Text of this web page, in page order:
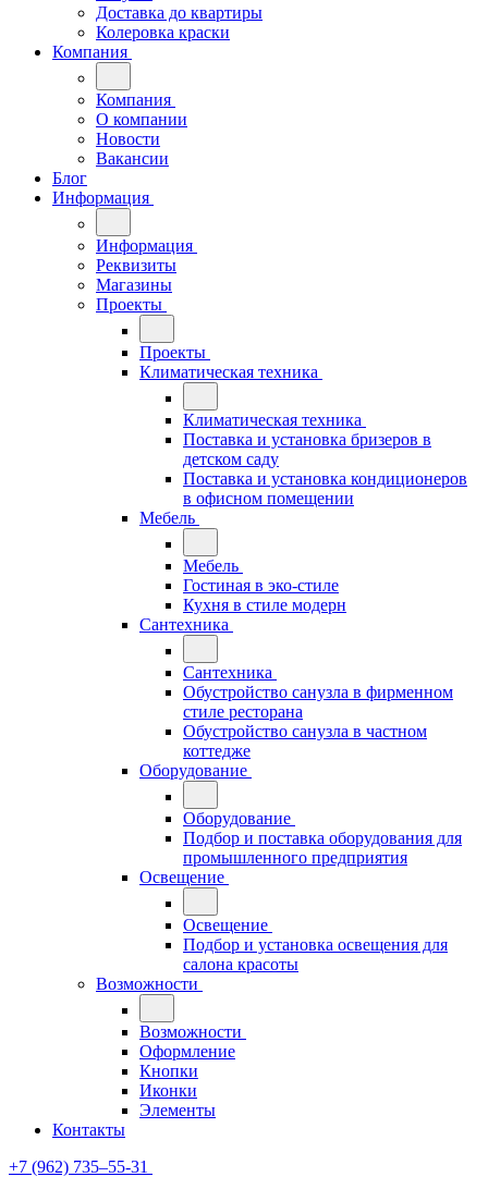
Доставка до квартиры
Колеровка краски
Компания
Компания
О компании
Новости
Вакансии
Блог
Информация
Информация
Реквизиты
Магазины
Проекты
Проекты
Климатическая техника
Климатическая техника
Поставка и установка бризеров в
детском саду
Поставка и установка кондиционеров
в офисном помещении
Мебель
Мебель
Гостиная в эко-стиле
Кухня в стиле модерн
Сантехника
Сантехника
Обустройство санузла в фирменном
стиле ресторана
Обустройство санузла в частном
коттедже
Оборудование
Оборудование
Подбор и поставка оборудования для
промышленного предприятия
Освещение
Освещение
Подбор и установка освещения для
салона красоты
Возможности
Возможности
Оформление
Кнопки
Иконки
Элементы
Контакты
+7 (962) 735‒55-31